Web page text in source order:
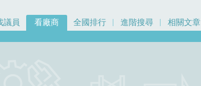
議員 看廠商 全國排行 進階搜尋 相關文章